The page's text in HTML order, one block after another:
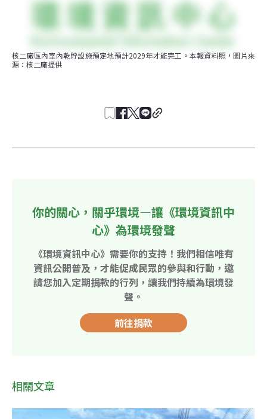
核二廠區內室內乾貯設施預定地預計2029年才能完工。本報資料照，圖片來
源：核二廠提供
你的關心，關乎環境—讓《環境資訊中
心》為環境發聲
《環境資訊中心》需要你的支持！我們相信唯有
資訊公開普及，才能促成民眾的參與和行動，邀
請您加入定期捐款的行列，讓我們持續為環境發
聲。
前往捐款
相關文章